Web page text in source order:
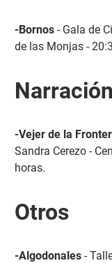
-Bornos- Gala de
de las Monjas -
-Vejer de la
Sandra Cerezo -
horas.
Otros
-Algodonales-